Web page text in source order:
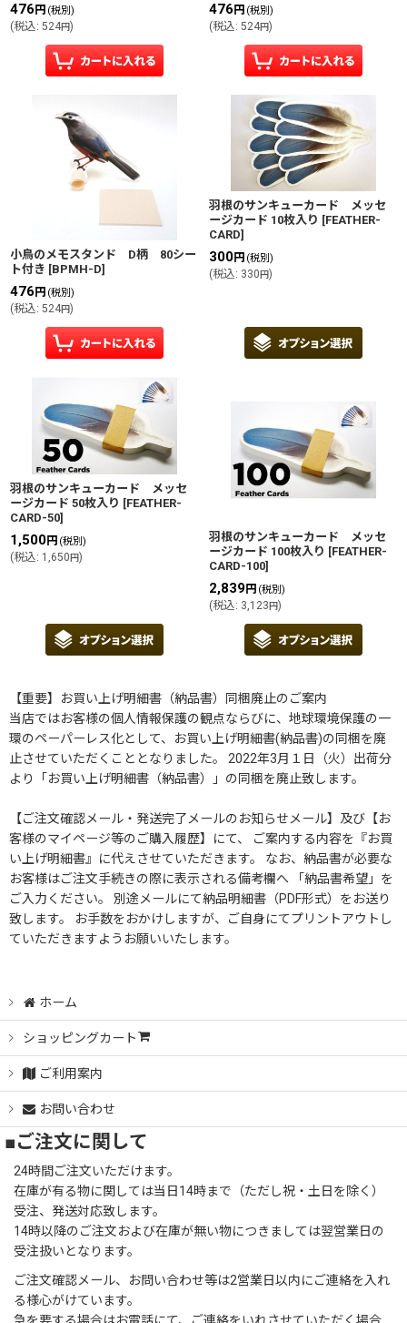
476 円 (税別)
(税込: 524円)
476 円 (税別)
(税込: 524円)
小鳥のメモスタンド D柄 80シー
ト付き [BPMH-D]
476 円 (税別)
(税込: 524円)
羽根のサンキューカード メッセ
ージカード 10枚入り [FEATHER-
CARD]
300円 (税別)
(税込: 330円)
羽根のサンキューカード メッセ
ージカード 50枚入り [FEATHER-
CARD-50]
1,500円 (税別)
(税込: 1,650円)
羽根のサンキューカード メッセ
ージカード 100枚入り [FEATHER-
CARD-100]
2,839円 (税別)
(税込: 3,123円)
【重要】お買い上げ明細書（納品書）同梱廃止のご案内
当店ではお客様の個人情報保護の観点ならびに、地球環境保護の一
環のペーパーレス化として、お買い上げ明細書(納品書)の同梱を廃
止させていただくこととなりました。 2022年3月１日（火）出荷分
より「お買い上げ明細書（納品書）」の同梱を廃止致します。
【ご注文確認メール・発送完了メールのお知らせメール】及び【お
客様のマイページ等のご購入履歴】にて、 ご案内する内容を『お買
い上げ明細書』に代えさせていただきます。 なお、納品書が必要な
お客様はご注文手続きの際に表示される備考欄へ 「納品書希望」を
ご入力ください。 別途メールにて納品明細書（PDF形式）をお送り
致します。 お手数をおかけしますが、ご自身にてプリントアウトし
ていただきますようお願いいたします。
ホーム
ショッピングカート
ご利用案内
お問い合わせ
■ご注文に関して
24時間ご注文いただけます。
在庫が有る物に関しては当日14時まで（ただし祝・土日を除く）
受注、発送対応致します。
14時以降のご注文および在庫が無い物につきましては翌営業日の
受注扱いとなります。
ご注文確認メール、お問い合わせ等は2営業日以内にご連絡を入れ
る様心がけています。